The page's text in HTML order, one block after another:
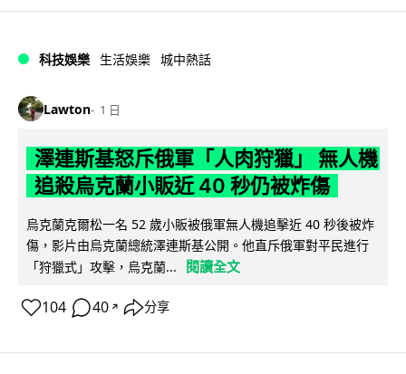
科技娛樂 生活娛樂 城中熱話
Lawton 1 日
澤連斯基怒斥俄軍「人肉狩獵」 無人機
追殺烏克蘭小販近 40 秒仍被炸傷
烏克蘭克爾松一名 52 歲小販被俄軍無人機追擊近 40 秒後被炸
傷，影片由烏克蘭總統澤連斯基公開。他直斥俄軍對平民進行
「狩獵式」攻擊，烏克蘭...
閱讀全文
104 40 ↗ 分享